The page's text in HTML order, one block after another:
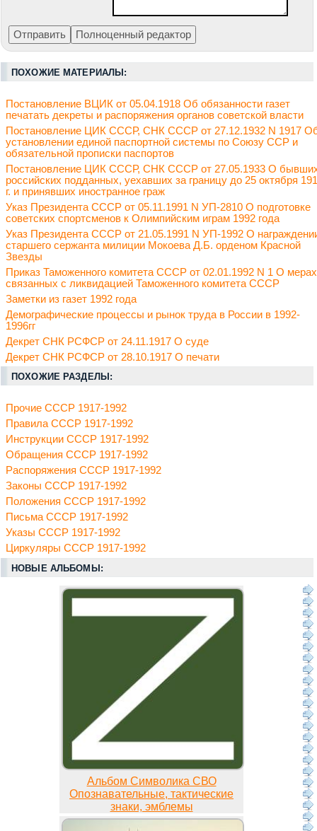
ПОХОЖИЕ МАТЕРИАЛЫ:
Постановление ВЦИК от 05.04.1918 Об обязанности газет
печатать декреты и распоряжения органов советской власти
Постановление ЦИК СССР, СНК СССР от 27.12.1932 N 1917
установлении единой паспортной системы по Союзу ССР и
обязательной прописки паспортов
Постановление ЦИК СССР, СНК СССР от 27.05.1933 О
российских подданных, уехавших за границу до 25 октября
г. и принявших иностранное граж
Указ Президента СССР от 05.11.1991 N УП-2810 О подготовке
советских спортсменов к Олимпийским играм 1992 года
Указ Президента СССР от 21.05.1991 N УП-1992 О
старшего сержанта милиции Мокоева Д.Б. орденом Красной
Звезды
Приказ Таможенного комитета СССР от 02.01.1992 N 1 О
связанных с ликвидацией Таможенного комитета СССР
Заметки из газет 1992 года
Демографические процессы и рынок труда в России в 1992-
1996гг
Декрет СНК РСФСР от 24.11.1917 О суде
Декрет СНК РСФСР от 28.10.1917 О печати
ПОХОЖИЕ РАЗДЕЛЫ:
Прочие СССР 1917-1992
Правила СССР 1917-1992
Инструкции СССР 1917-1992
Обращения СССР 1917-1992
Распоряжения СССР 1917-1992
Законы СССР 1917-1992
Положения СССР 1917-1992
Письма СССР 1917-1992
Указы СССР 1917-1992
Циркуляры СССР 1917-1992
НОВЫЕ АЛЬБОМЫ:
Альбом Символика СВО
Опознавательные, тактические
знаки, эмблемы